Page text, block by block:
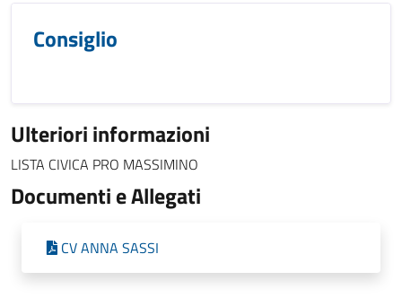
Consiglio
Ulteriori informazioni
LISTA CIVICA PRO MASSIMINO
Documenti e Allegati
CV ANNA SASSI